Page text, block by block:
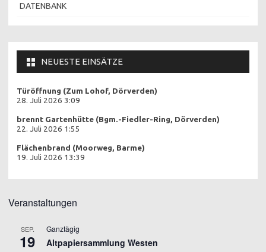
DATENBANK
NEUESTE EINSÄTZE
Türöffnung (Zum Lohof, Dörverden)
28. Juli 2026 3:09
brennt Gartenhütte (Bgm.-Fiedler-Ring, Dörverden)
22. Juli 2026 1:55
Flächenbrand (Moorweg, Barme)
19. Juli 2026 13:39
Veranstaltungen
SEP.
19
Ganztägig
Altpapiersammlung Westen